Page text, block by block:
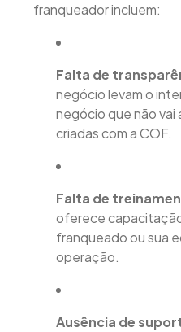
franqueador incluem:
Falta de
negócio levam o
negócio que não
criadas com a COF.
Falta de
oferece
franqueado ou sua
operação.
Ausência de